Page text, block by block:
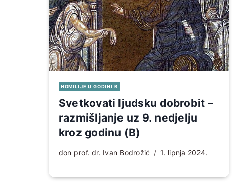
HOMILIJE U GODINI B
Svetkovati ljudsku dobrobit –
razmišljanje uz 9. nedjelju
kroz godinu (B)
don prof. dr. Ivan Bodrožić 1. lipnja 2024.